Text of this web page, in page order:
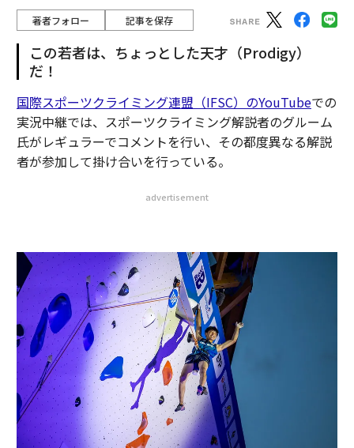
著者フォロー 記事を保存
この若者は、ちょっとした天才（Prodigy）
だ！
国際スポーツクライミング連盟（IFSC）のYouTubeでの
実況中継では、スポーツクライミング解説者のグルーム
氏がレギュラーでコメントを行い、その都度異なる解説
者が参加して掛け合いを行っている。
advertisement